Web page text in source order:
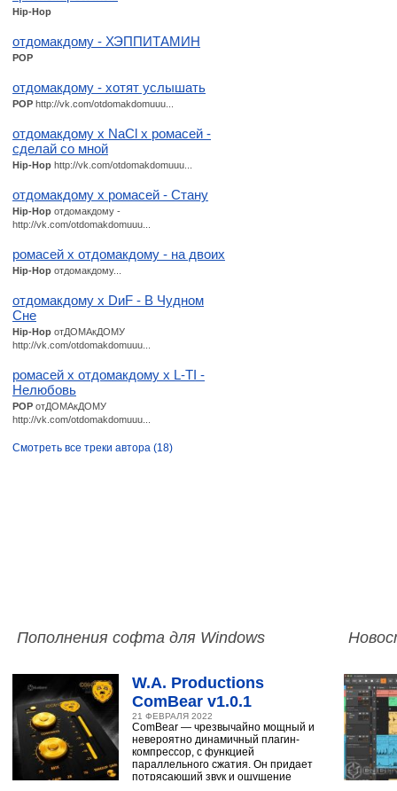
Hip-Hop
отдомакдому - ХЭППИТАМИН
POP
отдомакдому - хотят услышать
POP http://vk.com/otdomakdomuuu...
отдомакдому x NaCl х ромасей -
сделай со мной
Hip-Hop http://vk.com/otdomakdomuuu...
отдомакдому х ромасей - Стану
Hip-Hop отдомакдому -
http://vk.com/otdomakdomuuu...
ромасей х отдомакдому - на двоих
Hip-Hop отдомакдому...
отдомакдому x DиF - В Чудном
Сне
Hip-Hop отДОМАкДОМУ
http://vk.com/otdomakdomuuu...
ромасей х отдомакдому х L-TI -
Нелюбовь
POP отДОМАкДОМУ
http://vk.com/otdomakdomuuu...
Смотреть все треки автора (18)
Пополнения софта для Windows
W.A. Productions
ComBear v1.0.1
21 ФЕВРАЛЯ 2022
ComBear — чрезвычайно мощный и
невероятно динамичный плагин-
компрессор, с функцией
параллельного сжатия. Он придает
потрясающий звук и ощущение